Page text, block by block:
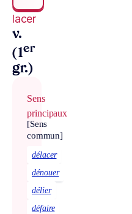
lacer
v.
(1er
gr.)
Sens
principaux
[Sens
commun]
délacer
dénouer
délier
défaire